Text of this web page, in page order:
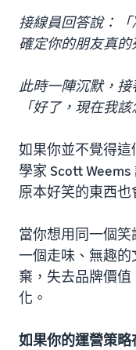
接線員回答說：
確定你的朋友真的
此時一陣沉默，接
「好了，現在我
如果你並不覺得
學家 Scott
原本好笑的東西也
當你想用同一個
一個走味、無趣
棄，失去品牌價值
化。
如果你的運營策